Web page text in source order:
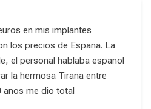
en mis implantes
los precios de Espana. La
el personal hablaba espanol
la hermosa Tirana entre
anos me dio total